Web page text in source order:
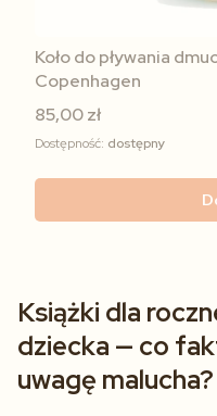
Koło do pływania
Copenhagen
85,00 zł
Dostępność: dostępny
Książki dla
dziecka — co
uwagę malucha?